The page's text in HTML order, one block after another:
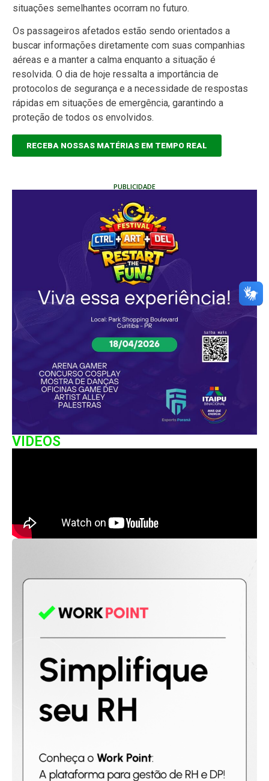
situações semelhantes ocorram no futuro.
Os passageiros afetados estão sendo orientados a
buscar informações diretamente com suas companhias
aéreas e a manter a calma enquanto a situação é
resolvida. O dia de hoje ressalta a importância de
protocolos de segurança e a necessidade de respostas
rápidas em situações de emergência, garantindo a
proteção de todos os envolvidos.
RECEBA NOSSAS MATÉRIAS EM TEMPO REAL
PUBLICIDADE
VIDEOS